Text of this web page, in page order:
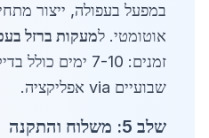
אוטומטי. למעקות ברזל
זמנים: 7-10 ימים
שבועיים via אפליקציה.
שלב 5: משלוח והתקנה